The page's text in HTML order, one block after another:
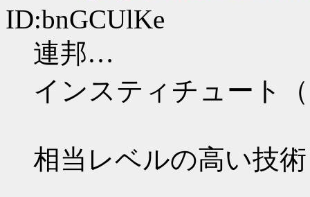
ID:bnGCUlKe
連邦…
インスティチュート
相当レベルの高い技術